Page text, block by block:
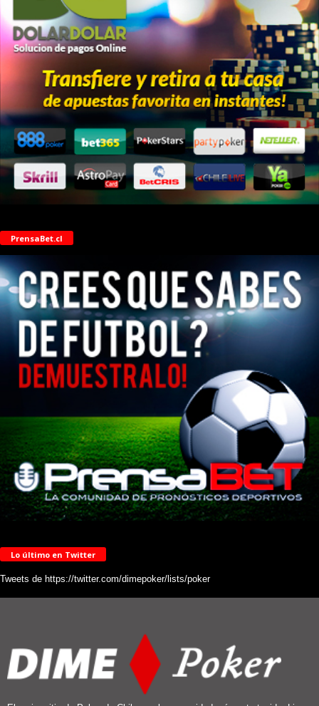
PrensaBet.cl
Lo último en Twitter
Tweets de https://twitter.com/dimepoker/lists/poker